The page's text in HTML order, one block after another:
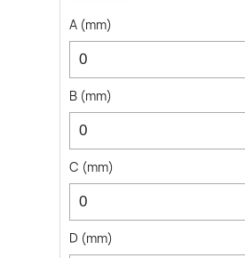
A (mm)
B (mm)
C (mm)
D (mm)